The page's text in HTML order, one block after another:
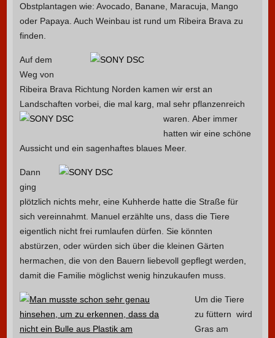
Obstplantagen wie: Avocado, Banane, Maracuja, Mango
oder Papaya. Auch Weinbau ist rund um Ribeira Brava zu
finden.
Auf dem
Weg von
Ribeira Brava Richtung Norden kamen wir erst an
Landschaften vorbei, die mal karg, mal sehr pflanzenreich
waren. Aber immer
hatten wir eine schöne
Aussicht und ein sagenhaftes blaues Meer.
Dann
ging
plötzlich nichts mehr, eine Kuhherde hatte die Straße für
sich vereinnahmt. Manuel erzählte uns, dass die Tiere
eigentlich nicht frei rumlaufen dürfen. Sie könnten
abstürzen, oder würden sich über die kleinen Gärten
hermachen, die von den Bauern liebevoll gepflegt werden,
damit die Familie möglichst wenig hinzukaufen muss.
Um die Tiere
zu füttern ­ wird
Gras am